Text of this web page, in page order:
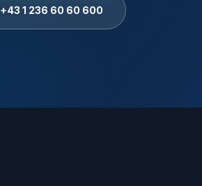
+43 1 236 60 60 600